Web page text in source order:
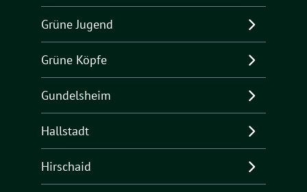
Grüne Jugend
Grüne Köpfe
Gundelsheim
Hallstadt
Hirschaid